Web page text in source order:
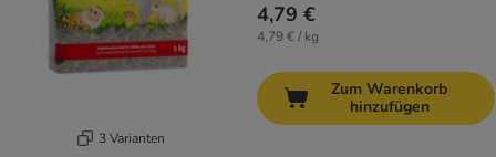
3 Varianten
4,79 €
4,79 € / kg
Zum Warenkorb
hinzufügen